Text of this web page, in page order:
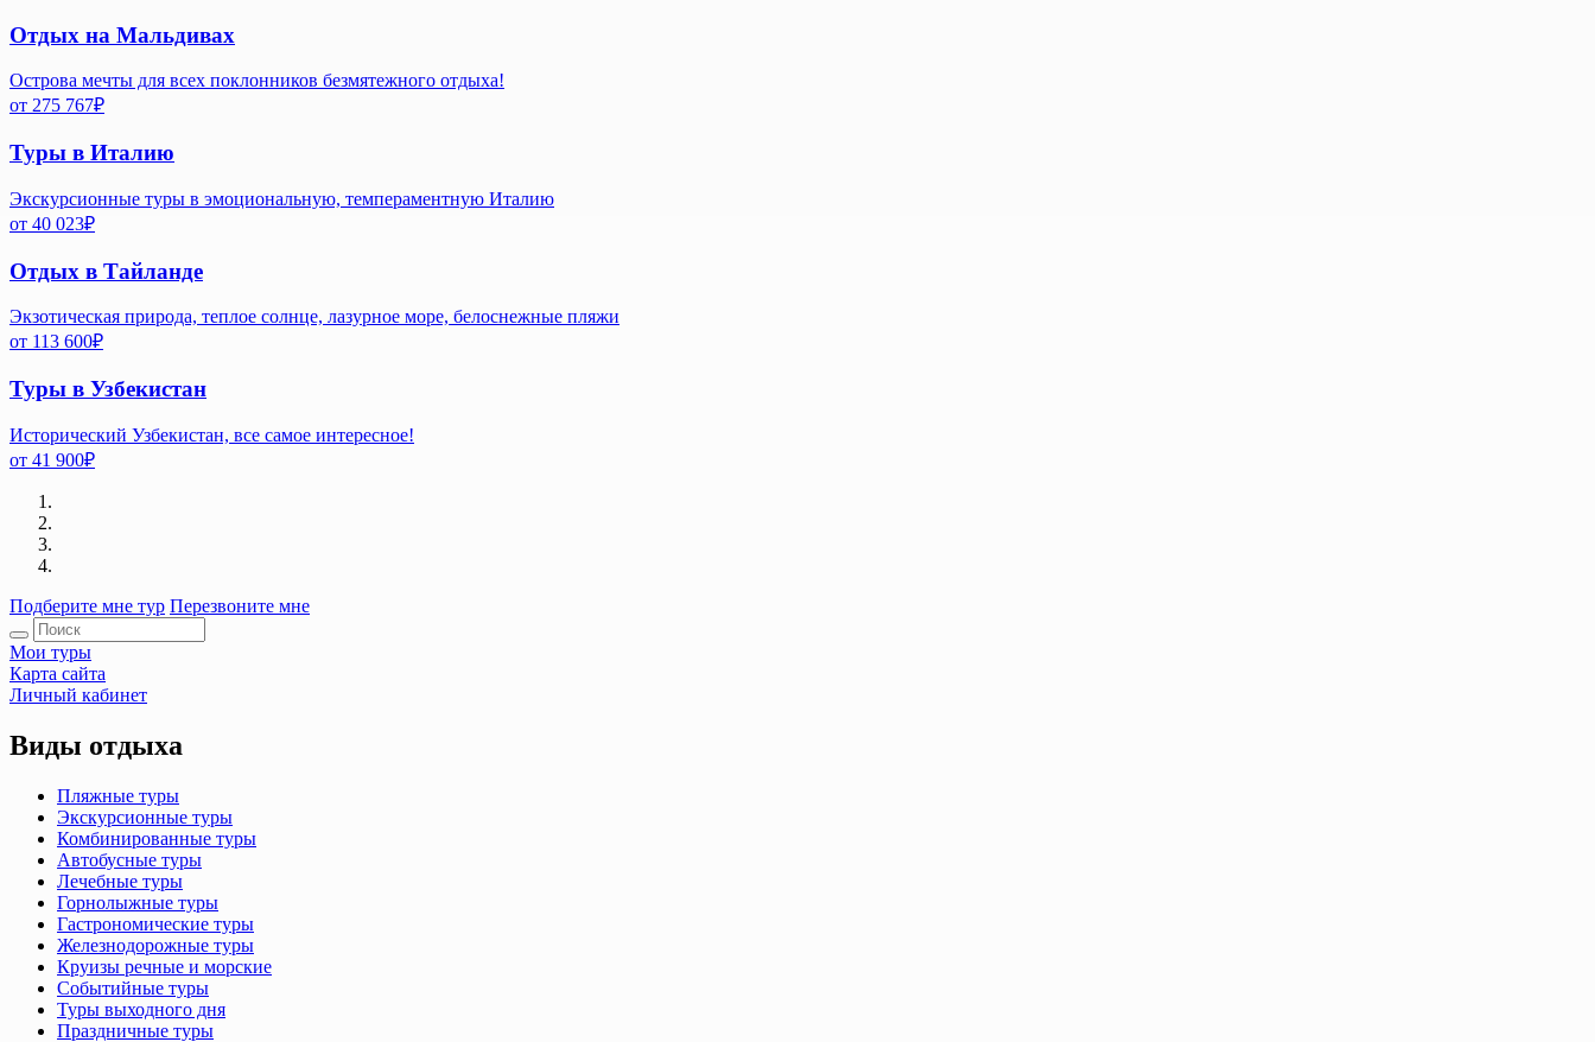
Отдых на Мальдивах
Острова мечты для всех поклонников безмятежного отдыха!
от 275 767₽
Туры в Италию
Экскурсионные туры в эмоциональную, темпераментную Италию
от 40 023₽
Отдых в Тайланде
Экзотическая природа, теплое солнце, лазурное море, белоснежные пляжи
от 113 600₽
Туры в Узбекистан
Исторический Узбекистан, все самое интересное!
от 41 900₽
Подберите мне тур Перезвоните мне
Мои туры
Карта сайта
Личный кабинет
Виды отдыха
Пляжные туры
Экскурсионные туры
Комбинированные туры
Автобусные туры
Лечебные туры
Горнолыжные туры
Гастрономические туры
Железнодорожные туры
Круизы речные и морские
Событийные туры
Туры выходного дня
Праздничные туры